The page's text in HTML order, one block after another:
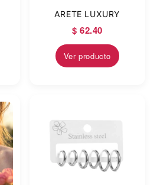
ARETE LUXURY
$ 62.40
Ver producto